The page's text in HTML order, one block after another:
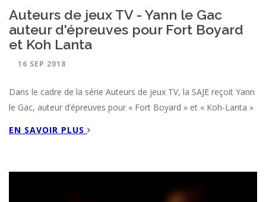
Auteurs de jeux TV - Yann le Gac
auteur d'épreuves pour Fort Boyard
et Koh Lanta
16 SEP 2018
Dans le cadre de la série Auteurs de jeux TV, la SAJE reçoit Yann
le Gac, auteur d’épreuves pour « Fort Boyard » et « Koh-Lanta »
EN SAVOIR PLUS